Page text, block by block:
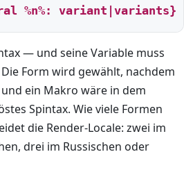
%n%: variant|variants}
— und seine Variable muss
Die Form wird gewählt, nachdem
ein Makro wäre in dem
Spintax. Wie viele Formen
die Render-Locale: zwei im
drei im Russischen oder